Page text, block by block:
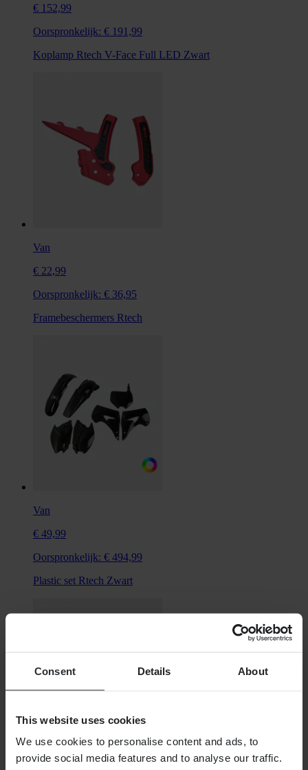
Consent Details About
This website uses cookies
We use cookies to personalise content and ads, to
provide social media features and to analyse our traffic.
€ 152,99
Oorspronkelijk: € 191,99
Koplamp Rtech V-Face Full LED Zwart
Van
€ 22,99
Oorspronkelijk: € 36,95
Framebeschermers Rtech
Van
€ 49,99
Oorspronkelijk: € 494,99
Plastic set Rtech Zwart